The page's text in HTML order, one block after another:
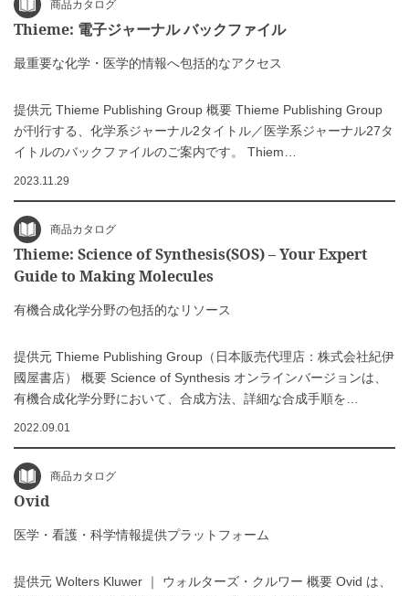
商品カタログ
Thieme: 電子ジャーナル バックファイル
最重要な化学・医学的情報へ包括的なアクセス
提供元 Thieme Publishing Group 概要 Thieme Publishing Group
が刊行する、化学系ジャーナル2タイトル／医学系ジャーナル27タ
イトルのバックファイルのご案内です。 Thiem…
2023.11.29
商品カタログ
Thieme: Science of Synthesis(SOS) – Your Expert
Guide to Making Molecules
有機合成化学分野の包括的なリソース
提供元 Thieme Publishing Group（日本販売代理店：株式会社紀伊
國屋書店） 概要 Science of Synthesis オンラインバージョンは、
有機合成化学分野において、合成方法、詳細な合成手順を…
2022.09.01
商品カタログ
Ovid
医学・看護・科学情報提供プラットフォーム
提供元 Wolters Kluwer ｜ ウォルターズ・クルワー 概要 Ovid は、